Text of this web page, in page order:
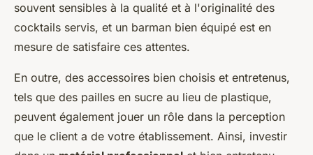
souvent sensibles à la qualité et à l'originalité des
cocktails servis, et un barman bien équipé est en
mesure de satisfaire ces attentes.
En outre, des accessoires bien choisis et entretenus,
tels que des pailles en sucre au lieu de plastique,
peuvent également jouer un rôle dans la perception
que le client a de votre établissement. Ainsi, investir